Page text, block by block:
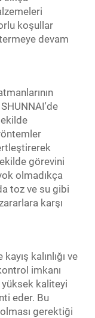
koşullar
devam
görevini
olmadıkça
toz ve su gibi
karşı
kalınlığı ve
imkanı
yüksek kaliteyi
eder. Bu
olması gerektiği